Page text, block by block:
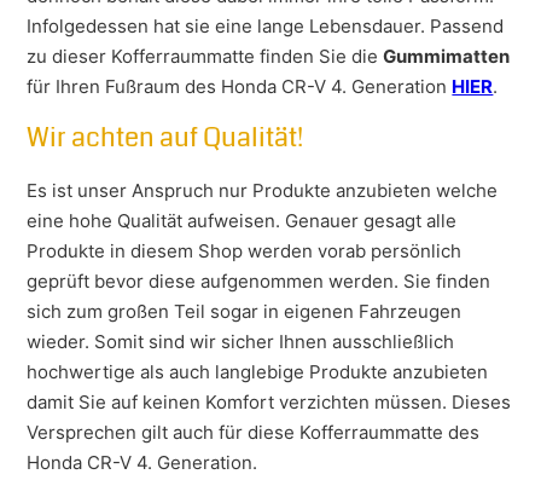
Infolgedessen hat sie eine lange Lebensdauer. Passend
zu dieser Kofferraummatte finden Sie dieGummimatten
für Ihren Fußraum des Honda CR-V 4. Generation HIER.
Wir achten auf Qualität!
Es ist unser Anspruch nur Produkte anzubieten welche
eine hohe Qualität aufweisen. Genauer gesagt alle
Produkte in diesem Shop werden vorab persönlich
geprüft bevor diese aufgenommen werden. Sie finden
sich zum großen Teil sogar in eigenen Fahrzeugen
wieder. Somit sind wir sicher Ihnen ausschließlich
hochwertige als auch langlebige Produkte anzubieten
damit Sie auf keinen Komfort verzichten müssen. Dieses
Versprechen gilt auch für diese Kofferraummatte des
Honda CR-V 4. Generation.